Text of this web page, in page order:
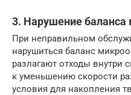
3. Нарушение баланса
При неправильном
нарушиться баланс
разлагают отходы внутри
к уменьшению скорости
условия для накопления